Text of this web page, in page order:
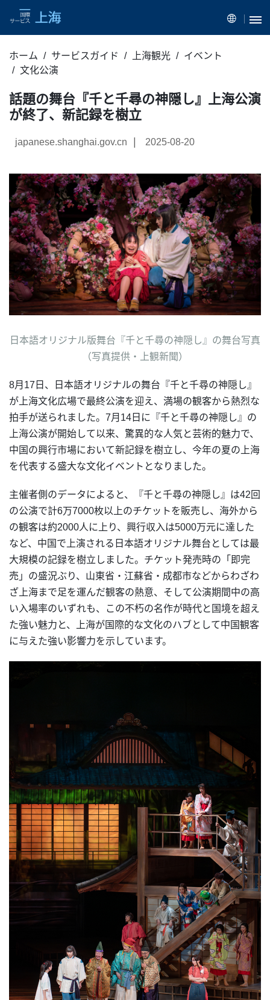
ホーム サービスガイド 上海観光
イベント
文化公演
話題の舞台『千と千尋の神隠し』上海公演
が終了、新記録を樹立
japanese.shanghai.gov.cn 2025-08-20
日本語オリジナル版舞台『千と千尋の神隠し』の舞台写真
（写真提供・上観新聞）
8月17日、日本語オリジナルの舞台『千と千尋の神隠し』
が上海文化広場で最終公演を迎え、満場の観客から熱烈な
拍手が送られました。7月14日に『千と千尋の神隠し』の
上海公演が開始して以来、驚異的な人気と芸術的魅力で、
中国の興行市場において新記録を樹立し、今年の夏の上海
を代表する盛大な文化イベントとなりました。
主催者側のデータによると、『千と千尋の神隠し』は42回
の公演で計6万7000枚以上のチケットを販売し、海外から
の観客は約2000人に上り、興行収入は5000万元に達した
など、中国で上演される日本語オリジナル舞台としては最
大規模の記録を樹立しました。チケット発売時の「即完
売」の盛況ぶり、山東省・江蘇省・成都市などからわざわ
ざ上海まで足を運んだ観客の熱意、そして公演期間中の高
い入場率のいずれも、この不朽の名作が時代と国境を超え
た強い魅力と、上海が国際的な文化のハブとして中国観客
に与えた強い影響力を示しています。